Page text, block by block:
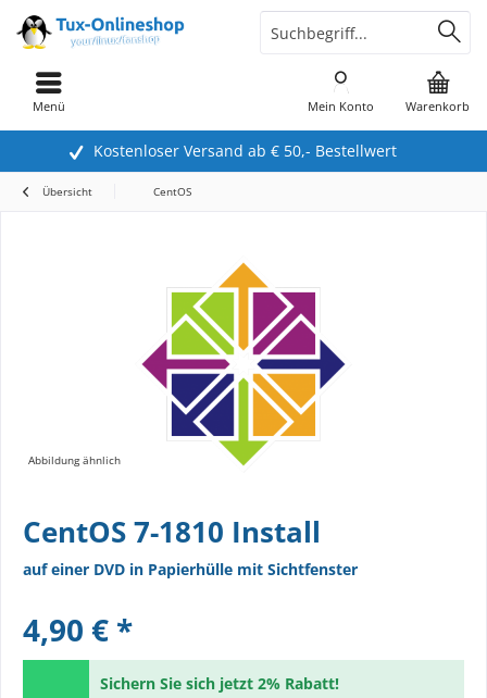
Kostenloser Versand ab € 50,- Bestellwert
Warenkorb
Mein Konto
Menü
Übersicht CentOS
Abbildung ähnlich
CentOS 7-1810 Install
auf einer DVD in Papierhülle mit Sichtfenster
4,90 € *
Sichern Sie sich jetzt 2% Rabatt!